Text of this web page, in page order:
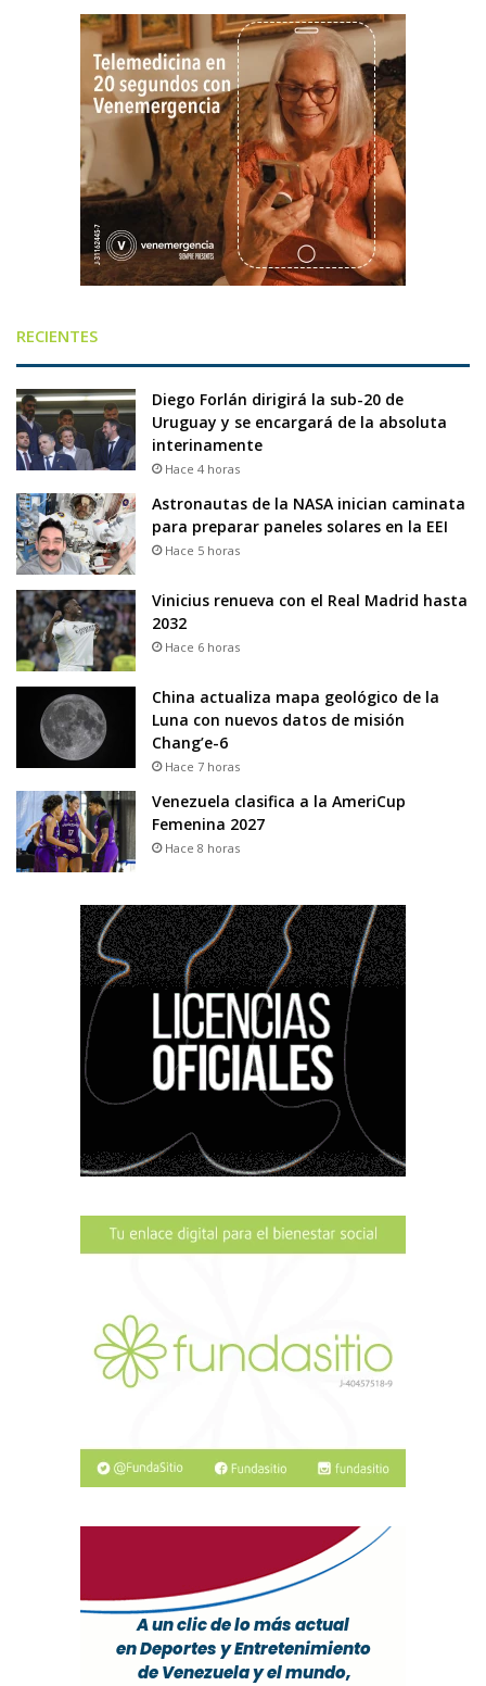
RECIENTES
Diego Forlán dirigirá la sub-20 de
Uruguay y se encargará de la absoluta
interinamente
Hace 4 horas
Astronautas de la NASA inician caminata
para preparar paneles solares en la EEI
Hace 5 horas
Vinicius renueva con el Real Madrid hasta
2032
Hace 6 horas
China actualiza mapa geológico de la
Luna con nuevos datos de misión
Chang’e-6
Hace 7 horas
Venezuela clasifica a la AmeriCup
Femenina 2027
Hace 8 horas